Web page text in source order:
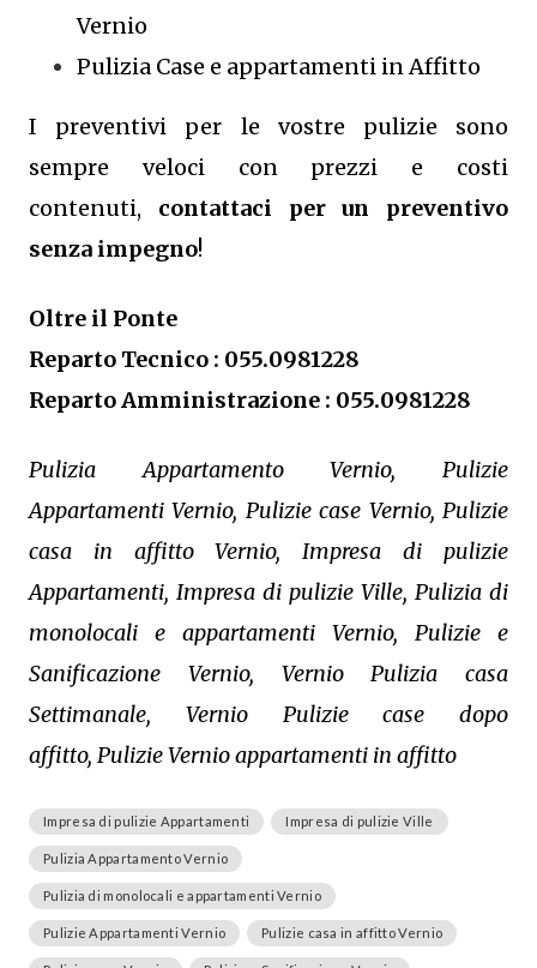
Vernio
Pulizia Case e appartamenti in Affitto
I preventivi per le vostre pulizie sono
sempre veloci con prezzi e costi
contenuti, contattaci per un preventivo
senza impegno!
Oltre il Ponte
Reparto Tecnico : 055.0981228
Reparto Amministrazione : 055.0981228
Pulizia Appartamento Vernio, Pulizie
Appartamenti Vernio, Pulizie case Vernio, Pulizie
casa in affitto Vernio, Impresa di pulizie
Appartamenti, Impresa di pulizie Ville, Pulizia di
monolocali e appartamenti Vernio, Pulizie e
Sanificazione Vernio, Vernio Pulizia casa
Settimanale, Vernio Pulizie case dopo
affitto, Pulizie Vernio appartamenti in affitto
Impresa di pulizie Appartamenti Impresa di pulizie Ville
Pulizia Appartamento Vernio
Pulizia di monolocali e appartamenti Vernio
Pulizie Appartamenti Vernio Pulizie casa in affitto Vernio